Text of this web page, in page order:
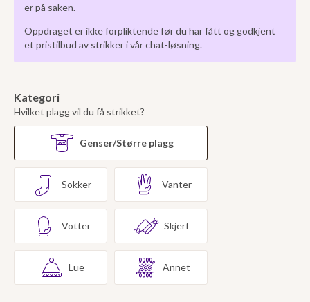
er på saken.
Oppdraget er ikke forpliktende før du har fått og godkjent
et pristilbud av strikker i vår chat-løsning.
Kategori
Hvilket plagg vil du få strikket?
Genser/Større plagg
Sokker Vanter
Votter Skjerf
Lue Annet